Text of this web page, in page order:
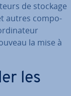
de stockage
autres com­po­
la mise à
les